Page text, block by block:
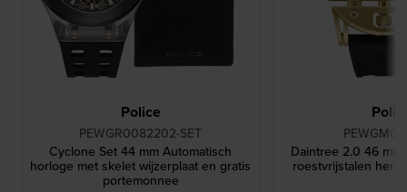
Police
PEWGR0082202-SET
Cyclone Set 44 mm Automatisch
horloge met skelet wijzerplaat en gratis
portemonnee
Daintree 2.0 46
roestvrijstalen